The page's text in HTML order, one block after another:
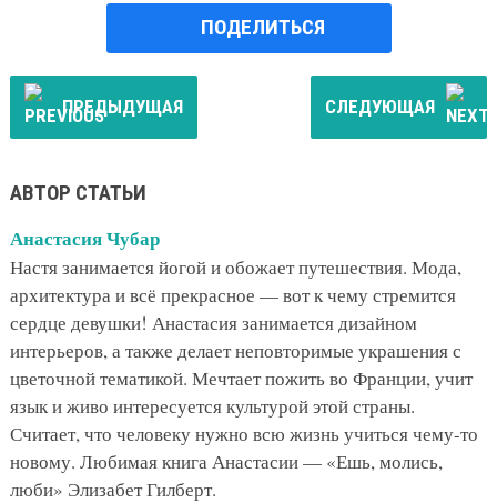
ПОДЕЛИТЬСЯ
ПРЕДЫДУЩАЯ СЛЕДУЮЩАЯ
АВТОР СТАТЬИ
Анастасия Чубар
Настя занимается йогой и обожает путешествия. Мода,
архитектура и всё прекрасное — вот к чему стремится
сердце девушки! Анастасия занимается дизайном
интерьеров, а также делает неповторимые украшения с
цветочной тематикой. Мечтает пожить во Франции, учит
язык и живо интересуется культурой этой страны.
Считает, что человеку нужно всю жизнь учиться чему-то
новому. Любимая книга Анастасии — «Ешь, молись,
люби» Элизабет Гилберт.